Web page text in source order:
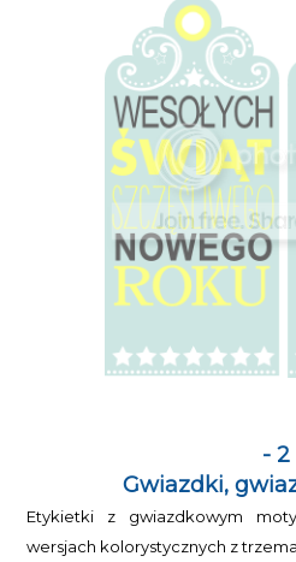
- 2
Gwiazdki,
Etykietki z gwiazdkowym
wersjach kolorystycznych z